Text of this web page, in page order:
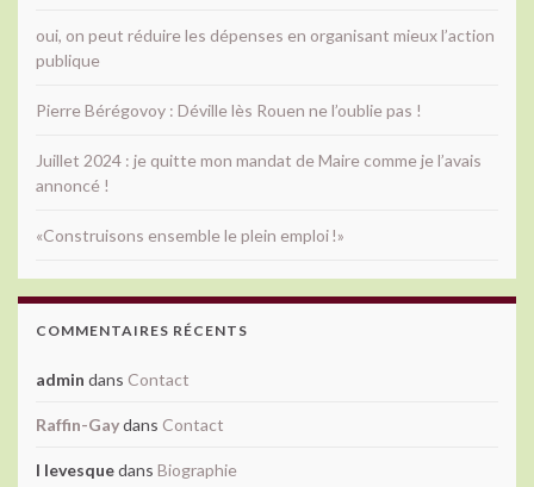
oui, on peut réduire les dépenses en organisant mieux l’action
publique
Pierre Bérégovoy : Déville lès Rouen ne l’oublie pas !
Juillet 2024 : je quitte mon mandat de Maire comme je l’avais
annoncé !
«Construisons ensemble le plein emploi !»
COMMENTAIRES RÉCENTS
admin dans Contact
Raffin-Gaydans Contact
l levesquedans Biographie